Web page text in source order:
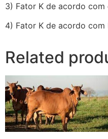
3) Fator K de acordo
4) Fator K de acordo
Related